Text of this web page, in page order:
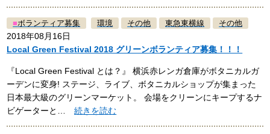
■ボランティア募集 環境 その他 東急東横線 その他
2018年08月16日
Local Green Festival 2018 グリーンボランティア募集！！！
『Local Green Festival とは？』 横浜赤レンガ倉庫がボタニカルガ
ーデンに変身! ステージ、ライブ、ボタニカルショップが集まった
日本最大級のグリーンマーケット。 会場をクリーンにキープするナ
ビゲーターと…続きを読む